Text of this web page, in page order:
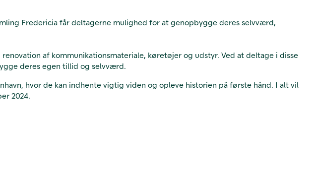
Fredericia får deltagerne mulighed for at genopbygge deres selvværd,
af kommunikationsmateriale, køretøjer og udstyr. Ved at deltage i disse
deres egen tillid og selvværd.
hvor de kan indhente vigtig viden og opleve historien på første hånd. I alt vil
2024.